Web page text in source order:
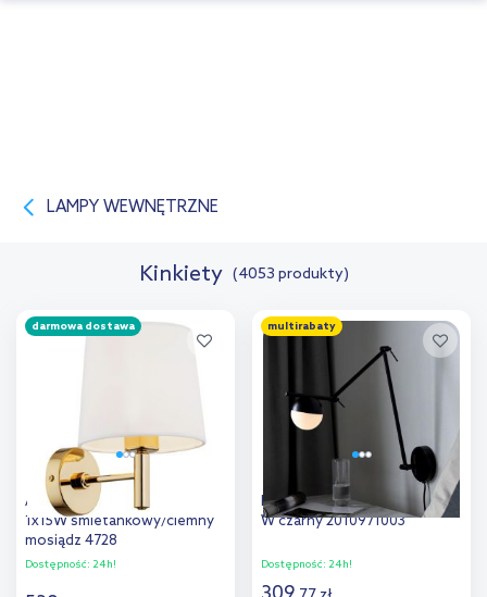
LAMPY WEWNĘTRZNE
Kinkiety (4053 produkty)
darmowa dostawa
Argon Ponte Plus kinkiet
1x15W śmietankowy/ciemny
mosiądz 4728
Dostępność: 24h!
multirabaty
Nordlux Contina kinkiet 1x5
W czarny 2010971003
Dostępność: 24h!